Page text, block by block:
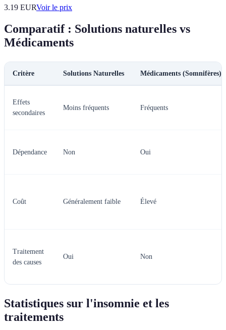
3.19 EURVoir le prix
Comparatif : Solutions naturelles vs
Médicaments
Critère Solutions Naturelles Médicaments (Somnifères)
Effets
secondaires
Moins fréquents Fréquents
Dépendance Non Oui
Coût Généralement faible Élevé
Traitement
des causes
Oui Non
Statistiques sur l'insomnie et les
traitements